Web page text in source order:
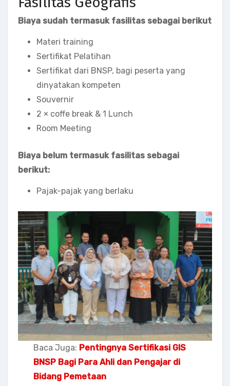
Biaya sudah termasuk fasilitas sebagai berikut
Materi training
Sertifikat Pelatihan
Sertifikat dari BNSP, bagi peserta yang
dinyatakan kompeten
Souvernir
2 × coffe break & 1 Lunch
Room Meeting
Biaya belum termasuk fasilitas sebagai
berikut:
Pajak-pajak yang berlaku
Baca Juga: Pentingnya Sertifikasi GIS
BNSP Bagi Para Ahli dan Pengajar di
Bidang Pemetaan